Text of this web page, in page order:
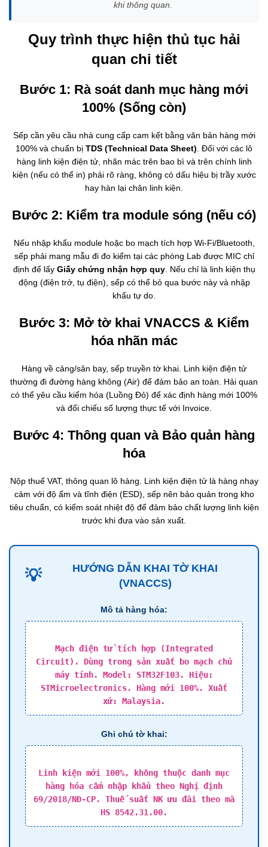
khi thông quan.
Quy trình thực hiện thủ tục hải
quan chi tiết
Bước 1: Rà soát danh mục hàng mới
100% (Sống còn)
Sếp cần yêu cầu nhà cung cấp cam kết bằng văn bản hàng mới
100% và chuẩn bị TDS (Technical Data Sheet). Đối với các lô
hàng linh kiện điện tử, nhãn mác trên bao bì và trên chính linh
kiện (nếu có thể in) phải rõ ràng, không có dấu hiệu bị trầy xước
hay hàn lại chân linh kiện.
Bước 2: Kiểm tra module sóng (nếu có)
Nếu nhập khẩu module hoặc bo mạch tích hợp Wi-Fi/Bluetooth,
sếp phải mang mẫu đi đo kiểm tại các phòng Lab được MIC chỉ
định để lấy Giấy chứng nhận hợp quy. Nếu chỉ là linh kiện thụ
động (điện trở, tụ điện), sếp có thể bỏ qua bước này và nhập
khẩu tự do.
Bước 3: Mở tờ khai VNACCS & Kiểm
hóa nhãn mác
Hàng về cảng/sân bay, sếp truyền tờ khai. Linh kiện điện tử
thường đi đường hàng không (Air) để đảm bảo an toàn. Hải quan
có thể yêu cầu kiểm hóa (Luồng Đỏ) để xác định hàng mới 100%
và đối chiếu số lượng thực tế với Invoice.
Bước 4: Thông quan và Bảo quản hàng
hóa
Nộp thuế VAT, thông quan lô hàng. Linh kiện điện tử là hàng nhạy
cảm với độ ẩm và tĩnh điện (ESD), sếp nên bảo quản trong kho
tiêu chuẩn, có kiểm soát nhiệt độ để đảm bảo chất lượng linh kiện
trước khi đưa vào sản xuất.
💡
HƯỚNG DẪN KHAI TỜ KHAI
(VNACCS)
Mô tả hàng hóa:
Mạch điện tử tích hợp (Integrated
Circuit). Dùng trong sản xuất bo mạch chủ
máy tính. Model: STM32F103. Hiệu:
STMicroelectronics. Hàng mới 100%. Xuất
xứ: Malaysia.
Ghi chú tờ khai:
Linh kiện mới 100%, không thuộc danh mục
hàng hóa cấm nhập khẩu theo Nghị định
69/2018/NĐ-CP. Thuế suất NK ưu đãi theo mã
HS 8542.31.00.